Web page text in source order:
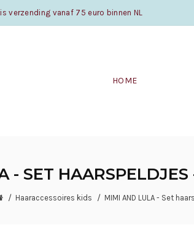
verzending vanaf 75 euro binnen NL
HOME
- SET
Haaraccessoires kids MIMI AND LULA - Set